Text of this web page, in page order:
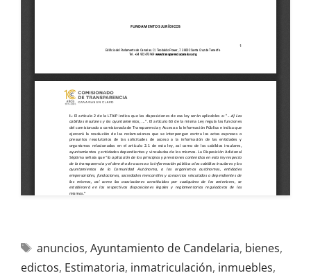
anuncios, Ayuntamiento de Candelaria, bienes,
edictos, Estimatoria, inmatriculación, inmuebles,